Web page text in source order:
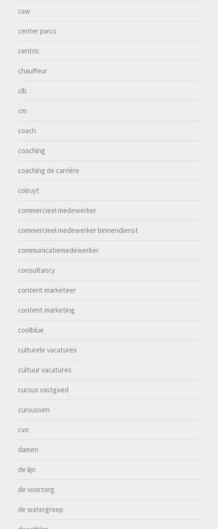
caw
center parcs
centric
chauffeur
clb
cm
coach
coaching
coaching de carrière
colruyt
commercieel medewerker
commercieel medewerker binnendienst
communicatiemedewerker
consultancy
content marketeer
content marketing
coolblue
culturele vacatures
cultuur vacatures
cursus vastgoed
cursussen
cvo
damen
de lijn
de voorzorg
de watergroep